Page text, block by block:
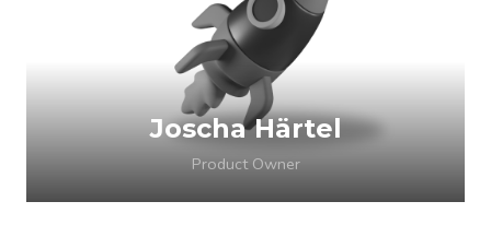
Joscha Härtel
Product Owner